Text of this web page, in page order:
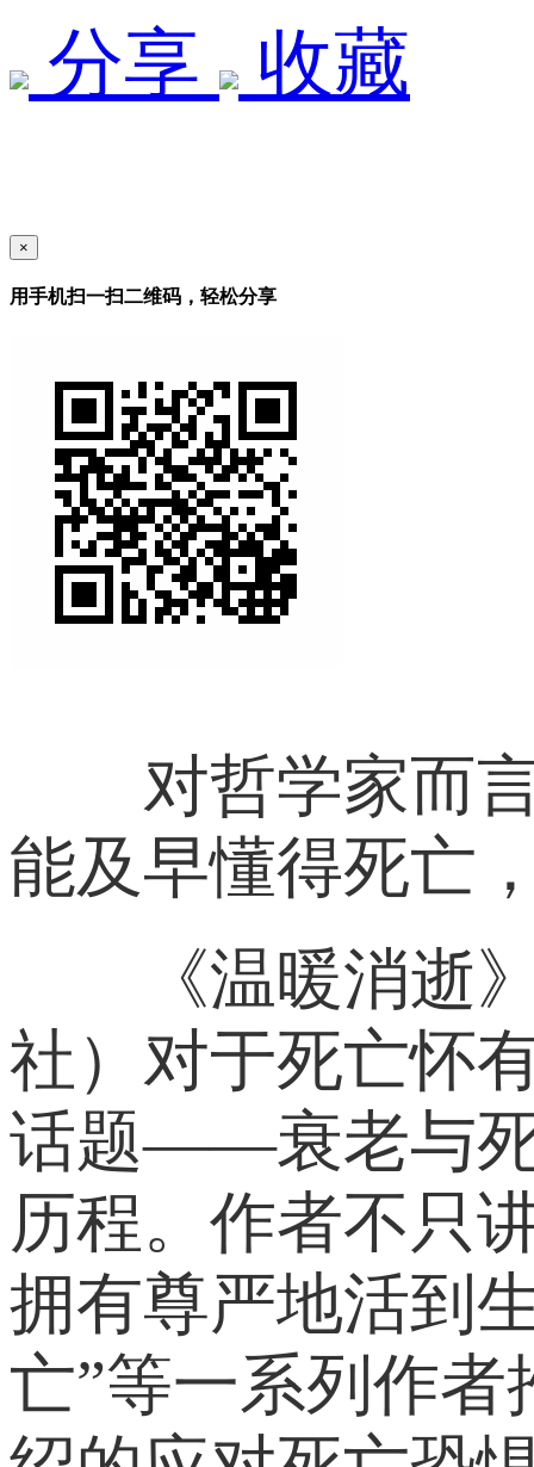
分享 收藏
×
用手机扫一扫二维码，轻松分享
对哲学家而言
能及早懂得死亡
《温暖消逝》
社）对于死亡怀
话题——衰老与死
历程。作者不只
拥有尊严地活到
亡”等一系列作